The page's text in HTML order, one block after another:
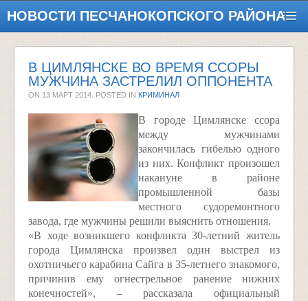
НОВОСТИ ПЕСЧАНОКОПСКОГО РАЙОНА
В ЦИМЛЯНСКЕ ВО ВРЕМЯ ССОРЫ
МУЖЧИНА ЗАСТРЕЛИЛ ОППОНЕНТА
ON 13 МАРТ 2014 . POSTED IN КРИМИНАЛ
В городе Цимлянске ссора
между мужчинами
закончилась гибелью одного
из них. Конфликт произошел
накануне в районе
промышленной базы
местного судоремонтного
завода, где мужчины решили выяснить отношения.
«В ходе возникшего конфликта 30-летний житель
города Цимлянска произвел один выстрел из
охотничьего карабина Сайга в 35-летнего знакомого,
причинив ему огнестрельное ранение нижних
конечностей», – рассказала официальный